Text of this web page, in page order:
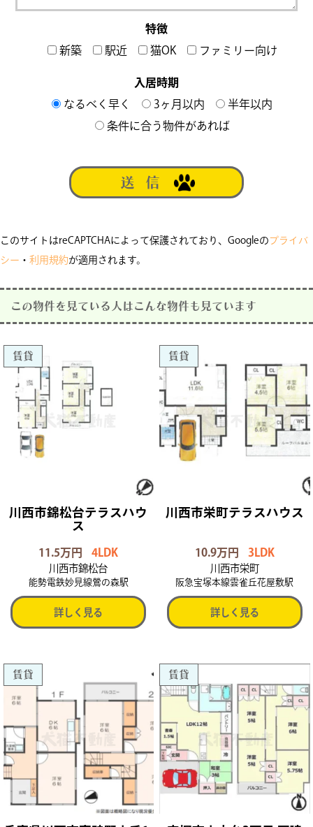
特徴
新築
駅近 猫OK ファミリー向け
入居時期
なるべく早く
3ヶ月以内
半年以内
条件に合う物件があれば
このサイトはreCAPTCHAによって保護されており、Googleのプライバ
シー ・ 利用規約が適用されます。
この物件を見ている人はこんな物件も見ています
賃貸
川西市錦松台テラスハウ
ス
11.5万円 4LDK
川西市錦松台
能勢電鉄妙見線鶯の森駅
詳しく見る
賃貸
川西市栄町テラスハウス
10.9万円 3LDK
川西市栄町
阪急宝塚本線雲雀丘花屋敷駅
詳しく見る
賃貸 賃貸